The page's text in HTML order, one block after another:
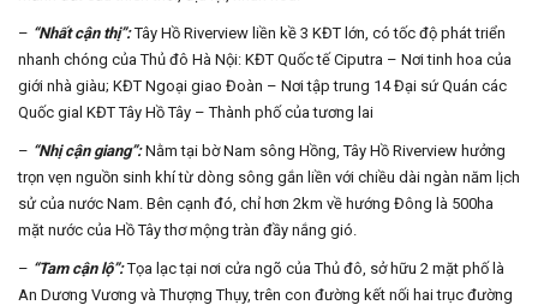
– “Nhất cận thị”:Tây Hồ Riverview liền kề 3 KĐT lớn, có tốc độ phát triển
nhanh chóng của Thủ đô Hà Nội: KĐT Quốc tế Ciputra – Nơi tinh hoa của
giới nhà giàu; KĐT Ngoại giao Đoàn – Nơi tập trung 14 Đại sứ Quán các
Quốc gial KĐT Tây Hồ Tây – Thành phố của tương lai
– “Nhị cận giang”:Nằm tại bờ Nam sông Hồng, Tây Hồ Riverview hưởng
trọn vẹn nguồn sinh khí từ dòng sông gắn liền với chiều dài ngàn năm lịch
sử của nước Nam. Bên cạnh đó, chỉ hơn 2km về hướng Đông là 500ha
mặt nước của Hồ Tây thơ mộng tràn đầy nắng gió.
– “Tam cận lộ”:Tọa lạc tại nơi cửa ngõ của Thủ đô, sở hữu 2 mặt phố là
An Dương Vương và Thượng Thụy, trên con đường kết nối hai trục đường